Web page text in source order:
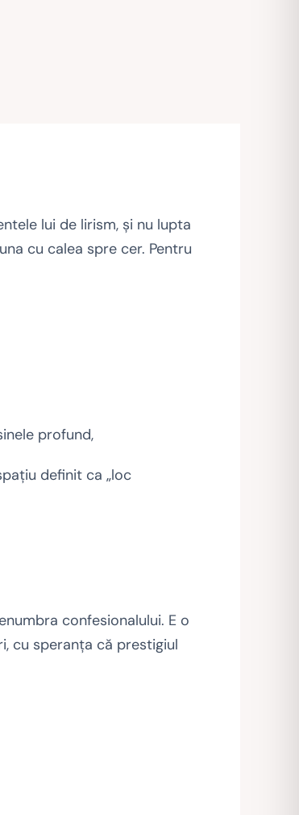
lui de lirism, și nu lupta
cu calea spre cer. Pentru
profund,
definit ca „loc
confesionalului. E o
cu speranța că prestigiul